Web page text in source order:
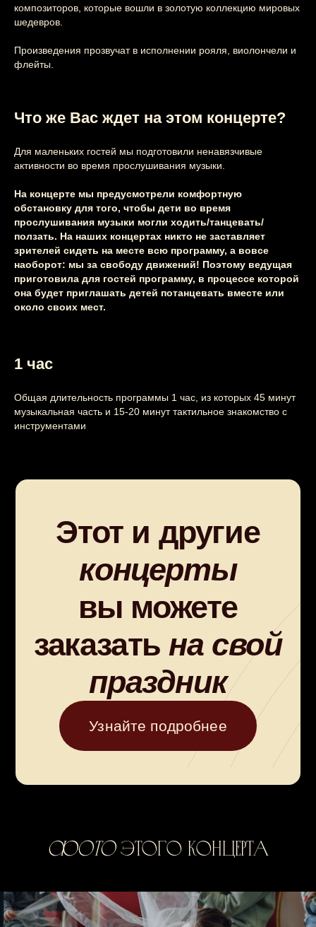
композиторов, которые вошли в золотую коллекцию мировых
шедевров.
Произведения прозвучат в исполнении рояля, виолончели и
флейты.
Что же Вас ждет на этом концерте?
Для маленьких гостей мы подготовили ненавязчивые
активности во время прослушивания музыки.
На концерте мы предусмотрели комфортную
обстановку для того, чтобы дети во время
прослушивания музыки могли ходить/танцевать/
ползать. На наших концертах никто не заставляет
зрителей сидеть на месте всю программу, а вовсе
наоборот: мы за свободу движений! Поэтому ведущая
приготовила для гостей программу, в процессе которой
она будет приглашать детей потанцевать вместе или
около своих мест.
1 час
Общая длительность программы 1 час, из которых 45 минут
музыкальная часть и 15-20 минут тактильное знакомство с
инструментами
концерты
вы можете
праздник
Узнайте подробнее
Фотоэтого концерта
Купитебилет
на концерт